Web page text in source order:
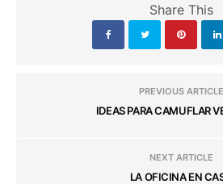
Share This
PREVIOUS ARTICLE
IDEAS PARA CAMUFLAR
NEXT ARTICLE
LA OFICINA EN